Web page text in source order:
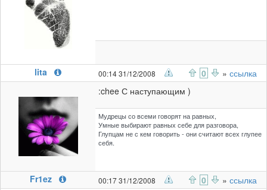
lita 00:14 31/12/2008 0 » ссылка
:chee С наступающим )
Мудрецы со всеми говорят на равных,
Умные выбирают равных себе для разговора,
Глупцам не с кем говорить - они считают всех глупее
себя.
Fr1ez 00:17 31/12/2008 0 » ссылка